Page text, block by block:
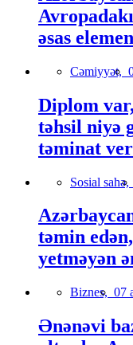
əsas
Cəmiyyət,
Diplom
təhsil niyə
təminat
Sosial sahə,
təmin
yetməyən
Biznes, 07
Ənənəvi